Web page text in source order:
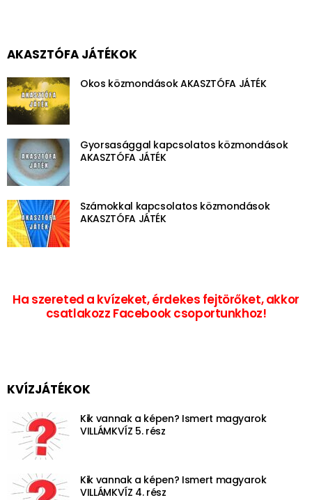
AKASZTÓFA JÁTÉKOK
Okos közmondások AKASZTÓFA JÁTÉK
Gyorsasággal kapcsolatos közmondások
AKASZTÓFA JÁTÉK
Számokkal kapcsolatos közmondások
AKASZTÓFA JÁTÉK
Ha szereted a kvízeket, érdekes fejtörőket, akkor
csatlakozz Facebook csoportunkhoz!
KVÍZJÁTÉKOK
Kik vannak a képen? Ismert magyarok
VILLÁMKVÍZ 5. rész
Kik vannak a képen? Ismert magyarok
VILLÁMKVÍZ 4. rész